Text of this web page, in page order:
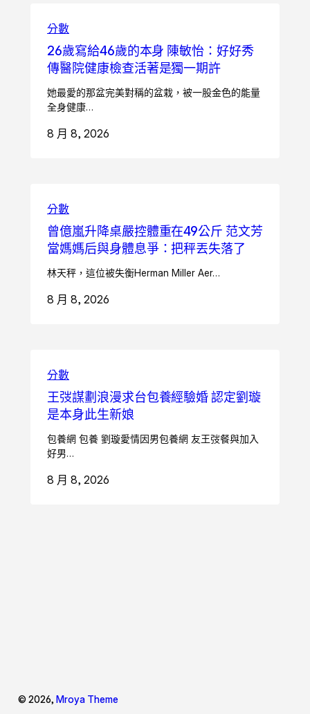
分數
26歲寫給46歲的本身 陳敏怡：好好秀
傳醫院健康檢查活著是獨一期許
她最愛的那盆完美對稱的盆栽，被一股金色的能量
全身健康…
8 月 8, 2026
分數
曾億嵐升降桌嚴控體重在49公斤 范文芳
當媽媽后與身體息爭：把秤丟失落了
林天秤，這位被失衡Herman Miller Aer…
8 月 8, 2026
分數
王弢謀劃浪漫求台包養經驗婚 認定劉璇
是本身此生新娘
包養網 包養 劉璇愛情因男包養網 友王弢餐與加入
好男…
8 月 8, 2026
© 2026, Mroya Theme